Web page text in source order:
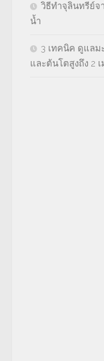
วิธีทำจุลินทรีย์จ
น้ำ
3 เทคนิค ดูแลม
และต้นโตสูงถึง 2